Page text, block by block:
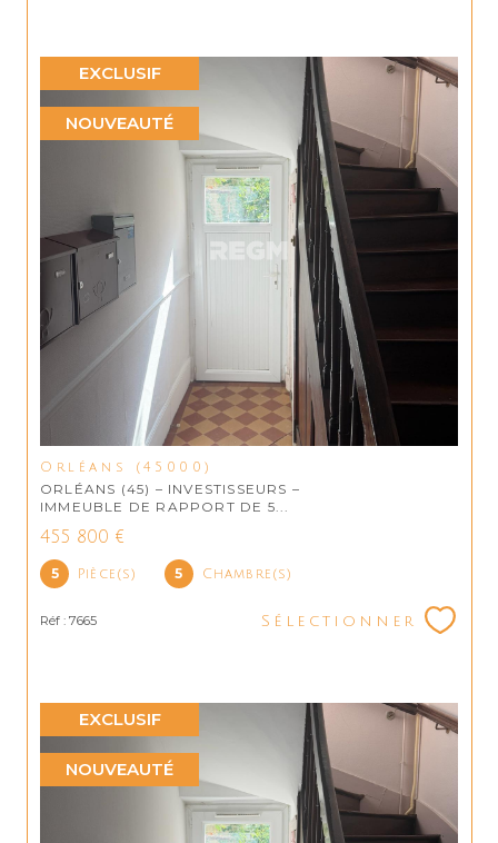
EXCLUSIF
NOUVEAUTÉ
Orléans (45000)
ORLÉANS (45) – INVESTISSEURS –
IMMEUBLE DE RAPPORT DE 5...
455 800 €
5 Pièce(s) 5 Chambre(s)
Réf : 7665 Sélectionner
EXCLUSIF
NOUVEAUTÉ